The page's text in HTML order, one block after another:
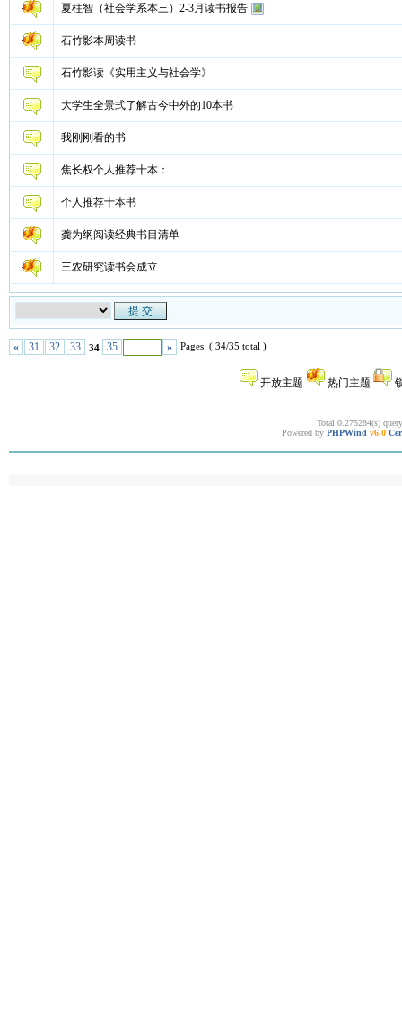
夏柱智（社会学系本三）2-3月读书报告
石竹影本周读书
石竹影读《实用主义与社会学》
大学生全景式了解古今中外的10本书
我刚刚看的书
焦长权个人推荐十本：
个人推荐十本书
龚为纲阅读经典书目清单
三农研究读书会成立
« 31 32 33 34 35 » Pages: ( 34/35 total )
开放主题 热门主题
Total 0.275284(s)
Powered by PHPWind v6.0